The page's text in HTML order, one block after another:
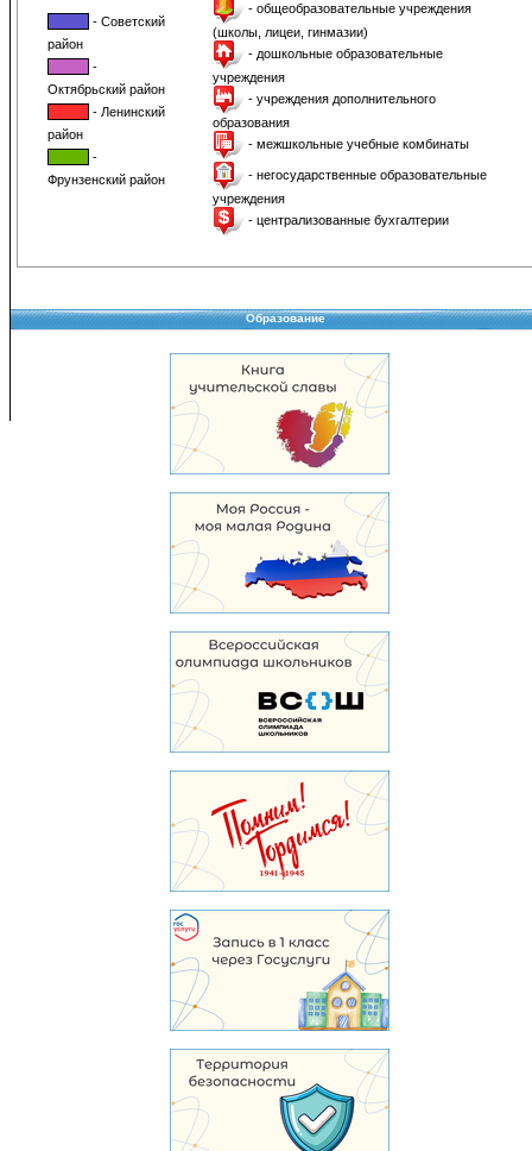
- Советский
район
-
Октябрьский район
- Ленинский
район
-
Фрунзенский район
- общеобразовательные учреждения
(школы, лицеи, гинмазии)
- дошкольные образовательные
учреждения
- учреждения дополнительного
образования
- межшкольные учебные комбинаты
- негосударственные образовательные
учреждения
- централизованные бухгалтерии
Образование
Copyright © 2008-2026 Управление образования
Перепечатка и использование материалов возможны только с разрешения
образования.
103,962,867 уникальных посетителей